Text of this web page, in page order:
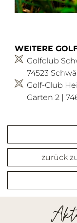
WEITERE
Golfclub
74523
Golf-Club
Garten 2 |
zurück